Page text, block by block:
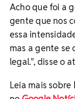
Acho que foi a
gente que nos
essa
mas a gente se
legal.", disse o
Leia mais sobre